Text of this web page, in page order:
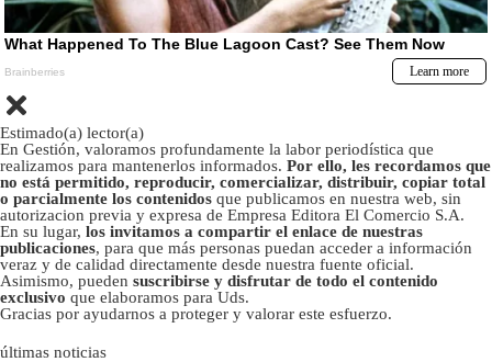
Estimado(a) lector(a)
En Gestión, valoramos profundamente la labor periodística que
realizamos para mantenerlos informados. Por ello, les recordamos que
no está permitido, reproducir, comercializar, distribuir, copiar total
o parcialmente los contenidos que publicamos en nuestra web, sin
autorizacion previa y expresa de Empresa Editora El Comercio S.A.
En su lugar, los invitamos a compartir el enlace de nuestras
publicaciones, para que más personas puedan acceder a información
veraz y de calidad directamente desde nuestra fuente oficial.
Asimismo, pueden suscribirse y disfrutar de todo el contenido
exclusivo que elaboramos para Uds.
Gracias por ayudarnos a proteger y valorar este esfuerzo.
últimas noticias